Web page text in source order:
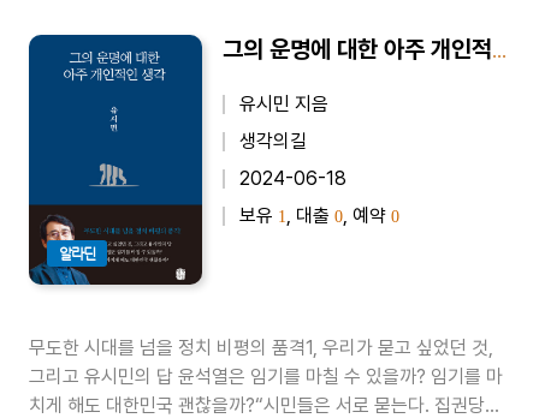
알라딘
그의 운명에 대한 아주 개인적인 생각
유시민 지음
생각의길
2024-06-18
보유 1 , 대출 0 , 예약 0
무도한 시대를 넘을 정치 비평의 품격1, 우리가 묻고 싶었던 것,
그리고 유시민의 답 윤석열은 임기를 마칠 수 있을까? 임기를 마
치게 해도 대한민국 괜찮을까?“시민들은 서로 묻는다. 집권당이